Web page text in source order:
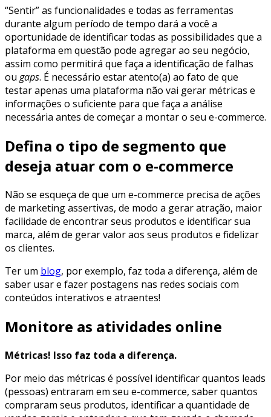
“Sentir” as funcionalidades e todas as ferramentas
durante algum período de tempo dará a você a
oportunidade de identificar todas as possibilidades que a
plataforma em questão pode agregar ao seu negócio,
assim como permitirá que faça a identificação de falhas
ougaps. É necessário estar atento(a) ao fato de que
testar apenas uma plataforma não vai gerar métricas e
informações o suficiente para que faça a análise
necessária antes de começar a montar o seu e-commerce.
Defina o tipo de segmento que
deseja atuar com o e-commerce
Não se esqueça de que um e-commerce precisa de ações
de marketing assertivas, de modo a gerar atração, maior
facilidade de encontrar seus produtos e identificar sua
marca, além de gerar valor aos seus produtos e fidelizar
os clientes.
Ter um blog, por exemplo, faz toda a diferença, além de
saber usar e fazer postagens nas redes sociais com
conteúdos interativos e atraentes!
Monitore as atividades online
Métricas! Isso faz toda a diferença.
Por meio das métricas é possível identificar quantos leads
(pessoas) entraram em seu e-commerce, saber quantos
compraram seus produtos, identificar a quantidade de